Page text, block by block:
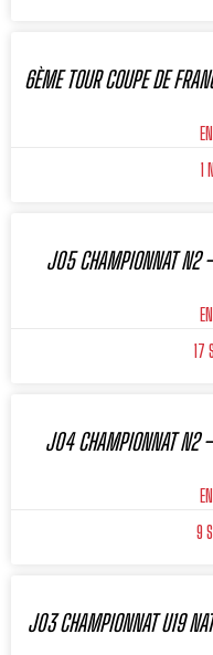
6ÈME TOUR COUPE DE
1
J05 CHAMPIONNAT N2
17
J04 CHAMPIONNAT N2
9
J03 CHAMPIONNAT U19